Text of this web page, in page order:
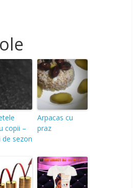
copii –
de sezon
Arpacas cu
praz